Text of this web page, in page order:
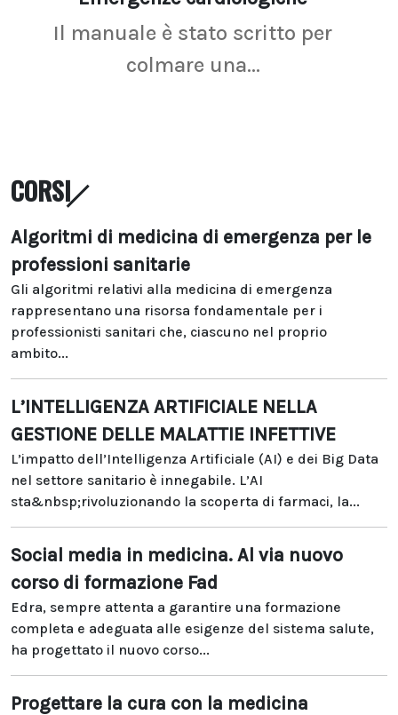
Il manuale è stato scritto per
colmare una...
CORSI
Algoritmi di medicina di emergenza per le
professioni sanitarie
Gli algoritmi relativi alla medicina di emergenza
rappresentano una risorsa fondamentale per i
professionisti sanitari che, ciascuno nel proprio
ambito...
L’INTELLIGENZA ARTIFICIALE NELLA
GESTIONE DELLE MALATTIE INFETTIVE
L’impatto dell’Intelligenza Artificiale (AI) e dei Big Data
nel settore sanitario è innegabile. L’AI
sta&nbsp;rivoluzionando la scoperta di farmaci, la...
Social media in medicina. Al via nuovo
corso di formazione Fad
Edra, sempre attenta a garantire una formazione
completa e adeguata alle esigenze del sistema salute,
ha progettato il nuovo corso...
Progettare la cura con la medicina